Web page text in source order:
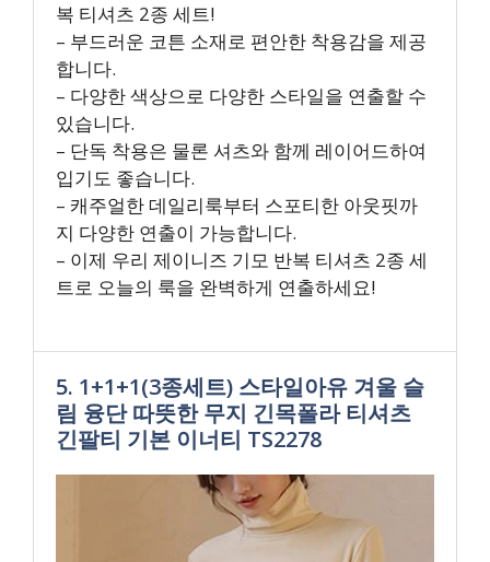
복 티셔츠 2종 세트!
– 부드러운 코튼 소재로 편안한 착용감을 제공
합니다.
– 다양한 색상으로 다양한 스타일을 연출할 수
있습니다.
– 단독 착용은 물론 셔츠와 함께 레이어드하여
입기도 좋습니다.
– 캐주얼한 데일리룩부터 스포티한 아웃핏까
지 다양한 연출이 가능합니다.
– 이제 우리 제이니즈 기모 반복 티셔츠 2종 세
트로 오늘의 룩을 완벽하게 연출하세요!
5. 1+1+1(3종세트) 스타일아유 겨울 슬
림 융단 따뜻한 무지 긴목폴라 티셔츠
긴팔티 기본 이너티 TS2278